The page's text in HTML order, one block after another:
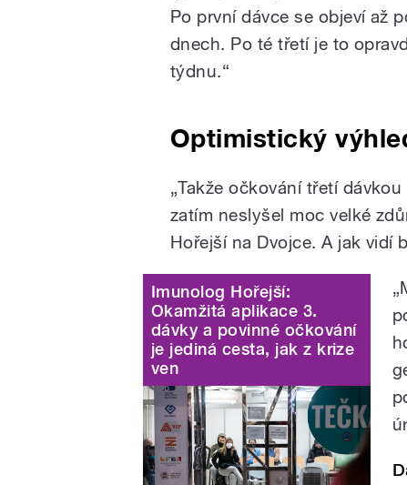
Po první dávce se objeví až
dnech. Po té třetí je to
týdnu.“
Optimistický
„Takže očkování třetí
zatím neslyšel moc velké
Hořejší na Dvojce. A jak vidí
Imunolog Hořejší:
Okamžitá aplikace 3.
dávky a povinné očkování
je jediná cesta, jak z krize
ven